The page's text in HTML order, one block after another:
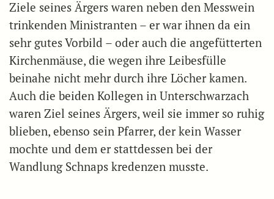
Ziele seines Ärgers waren neben den Messwein
trinkenden Ministranten – er war ihnen da ein
sehr gutes Vorbild – oder auch die angefütterten
Kirchenmäuse, die wegen ihre Leibesfülle
beinahe nicht mehr durch ihre Löcher kamen.
Auch die beiden Kollegen in Unterschwarzach
waren Ziel seines Ärgers, weil sie immer so ruhig
blieben, ebenso sein Pfarrer, der kein Wasser
mochte und dem er stattdessen bei der
Wandlung Schnaps kredenzen musste.